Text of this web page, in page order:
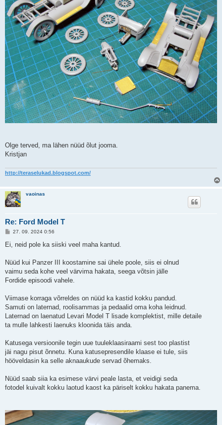
Olge terved, ma lähen nüüd õlut jooma.
Kristjan
http://teraselukad.blogspot.com/
vaoinas
Re: Ford Model T
P
t
t
s
27. 09. 2024 0:56
Ei, neid pole ka siiski veel maha kantud.
Nüüd kui Panzer III koostamine sai ühele poole, siis ei olnud
vaimu seda kohe veel värvima hakata, seega võtsin jälle
Fordide episoodi vahele.
Viimase korraga võrreldes on nüüd ka kastid kokku pandud.
Samuti on laternad, roolisammas ja pedaalid oma koha leidnud.
Laternad on laenatud Levari Model T lisade komplektist, mille detaile
ta mulle lahkesti laenuks kloonida täis anda.
Katusega versioonile tegin uue tuuleklaasiraami sest too plastist
jäi nagu pisut õnnetu. Kuna katusepresendile klaase ei tule, siis
hööveldasin ka selle aknaaukude servad õhemaks.
Nüüd saab siia ka esimese värvi peale lasta, et veidigi seda
fotodel kuivalt kokku laotud kaost ka päriselt kokku hakata panema.